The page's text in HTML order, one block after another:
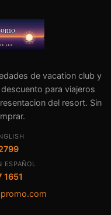
de vacation club y
para viajeros
del resort. Sin
ESPAÑOL